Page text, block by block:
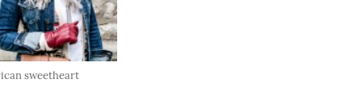
sweetheart